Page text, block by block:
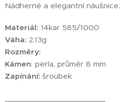
Nádherné a elegantní náušnice.
Materiál: 14kar 585/1000
Váha: 2,13g
Rozměry:
Kámen: perla, průměr 8 mm
Zapínání: šroubek